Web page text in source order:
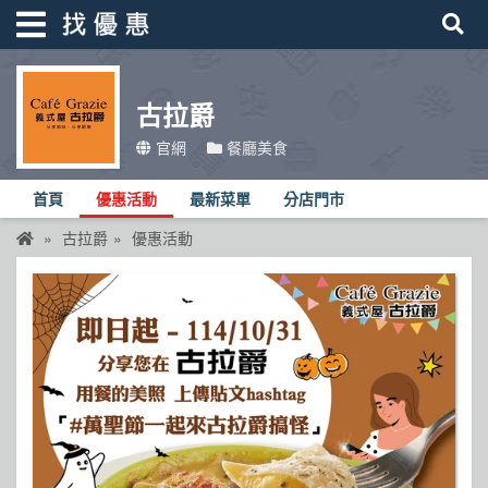
古拉爵
官網 餐廳美食
首頁 優惠活動 最新菜單 分店門市
古拉爵 優惠活動
找優惠
首頁
優惠活動
折價卷
線上DM
找菜單
品牌總覽